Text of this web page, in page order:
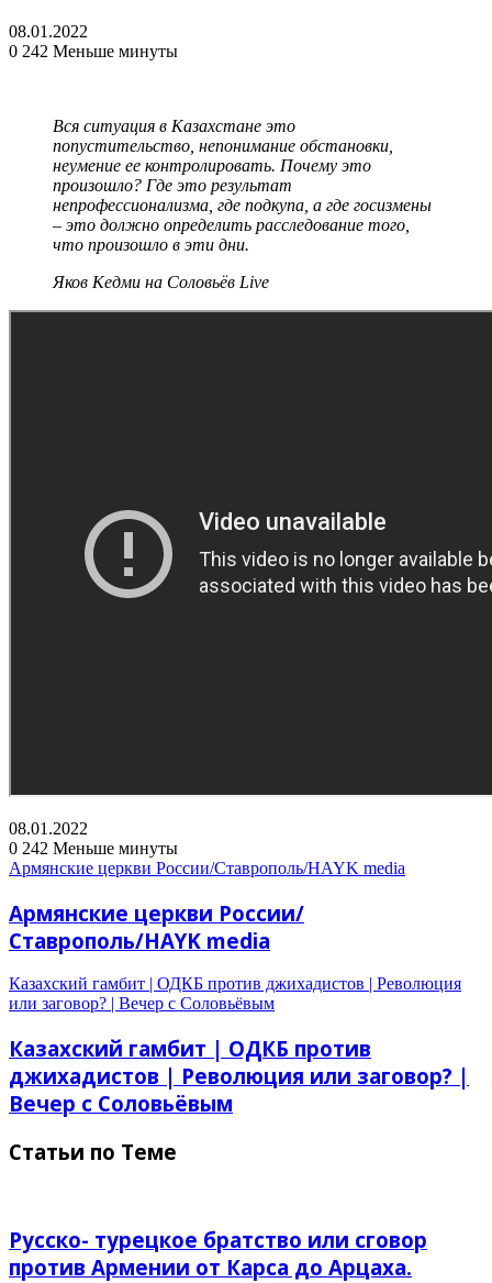
08.01.2022
0 242 Меньше минуты
Вся ситуация в Казахстане это
попустительство, непонимание обстановки,
неумение ее контролировать. Почему это
произошло? Где это результат
непрофессионализма, где подкупа, а где госизмены
– это должно определить расследование того,
что произошло в эти дни.
Яков Кедми на Соловьёв Live
08.01.2022
0 242 Меньше минуты
Армянские церкви России/Ставрополь/HAYK media
Армянские церкви России/
Ставрополь/HAYK media
Казахский гамбит | ОДКБ против джихадистов | Революция
или заговор? | Вечер с Соловьёвым
Казахский гамбит | ОДКБ против
джихадистов | Революция или заговор? |
Вечер с Соловьёвым
Статьи по Теме
Русско- турецкое братство или сговор
против Армении от Карса до Арцаха.